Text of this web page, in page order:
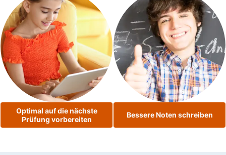
Optimal auf die nächste
Prüfung vorbereiten
Bessere Noten schreiben